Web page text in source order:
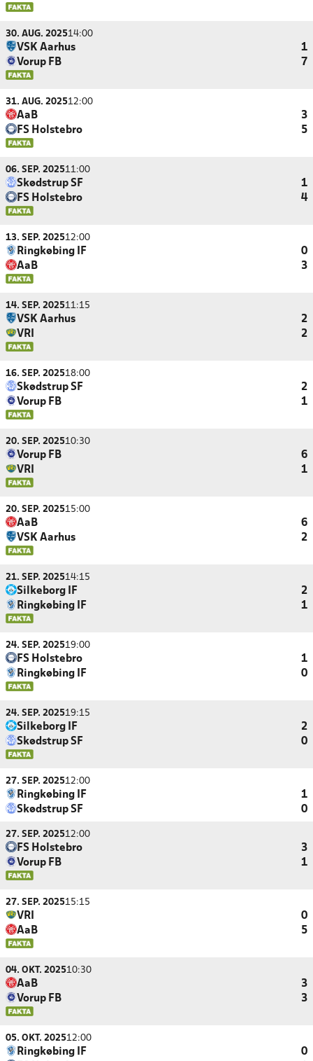
30. AUG. 202514:00
VSK Aarhus
1
Vorup FB
7
31. AUG. 202512:00
AaB
3
FS Holstebro
5
06. SEP. 202511:00
Skødstrup SF
1
FS Holstebro
4
13. SEP. 202512:00
Ringkøbing IF
0
AaB
3
14. SEP. 202511:15
VSK Aarhus
2
VRI
2
16. SEP. 202518:00
Skødstrup SF
2
Vorup FB
1
20. SEP. 202510:30
Vorup FB
6
VRI
1
20. SEP. 202515:00
AaB
6
VSK Aarhus
2
21. SEP. 202514:15
Silkeborg IF
2
Ringkøbing IF
1
24. SEP. 202519:00
FS Holstebro
1
Ringkøbing IF
0
24. SEP. 202519:15
Silkeborg IF
2
Skødstrup SF
0
27. SEP. 202512:00
Ringkøbing IF
1
Skødstrup SF
0
27. SEP. 202512:00
FS Holstebro
3
Vorup FB
1
27. SEP. 202515:15
VRI
0
AaB
5
04. OKT. 202510:30
AaB
3
Vorup FB
3
05. OKT. 202512:00
Ringkøbing IF
0